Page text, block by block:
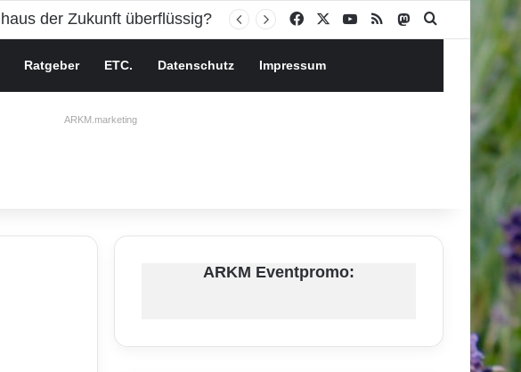
Facebook YouTube
RSS MastodonSuchen nach
Ratgeber ETC. Datenschutz Impressum
ARKM.marketing
ARKM Eventpromo: